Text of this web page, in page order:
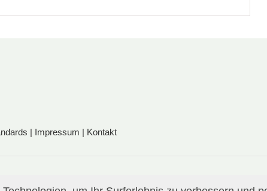
| Impressum | Kontakt